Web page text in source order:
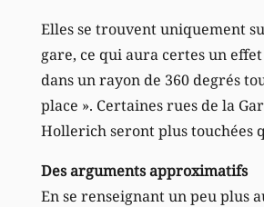
Elles se trouvent uniquement
gare, ce qui aura certes un effet
dans un rayon de 360 degrés
place ». Certaines rues de la
Hollerich seront plus touchées
Des arguments approximatifs
En se renseignant un peu plus